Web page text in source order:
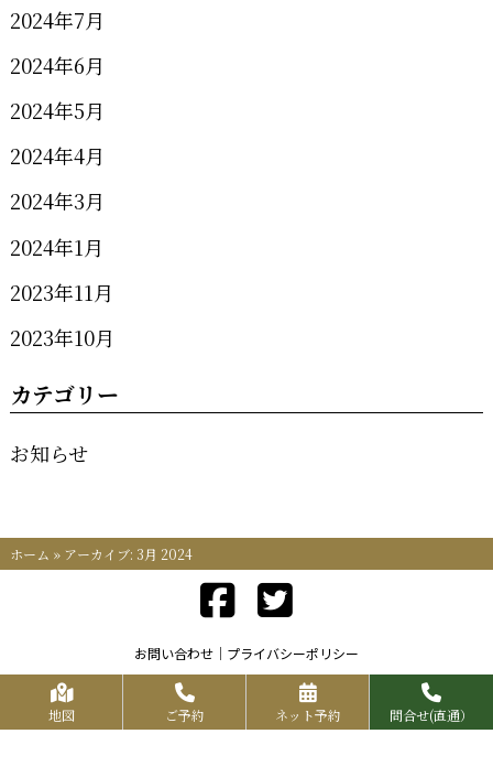
2024年7月
2024年6月
2024年5月
2024年4月
2024年3月
2024年1月
2023年11月
2023年10月
カテゴリー
お知らせ
ホーム » アーカイブ: 3月 2024
お問い合わせ プライバシーポリシー
Copyrights KR FOOD SERVICE All Rights Reserved.
地図 ご予約 ネット予約 問合せ(直通）